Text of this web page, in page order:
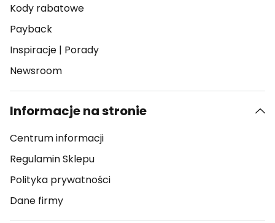
Kody rabatowe
Payback
Inspiracje | Porady
Newsroom
Informacje na stronie
Centrum informacji
Regulamin Sklepu
Polityka prywatności
Dane firmy